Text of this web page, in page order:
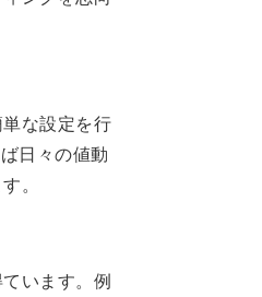
な設定を行
日々の値動
。
います。例